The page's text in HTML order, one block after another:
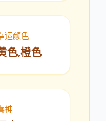
运颜色
色,橙色
神